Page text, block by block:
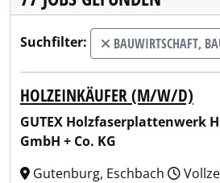
Suchfilter: BAUWIRTSCHAFT,
HOLZEINKÄUFER (M/W/D)
GUTEX Holzfaserplattenwerk
GmbH + Co. KG
Gutenburg, Eschbach